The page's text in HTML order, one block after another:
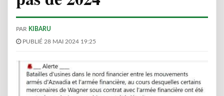
PAR KIBARU
PUBLIÉ 28 MAI 2024 19:25